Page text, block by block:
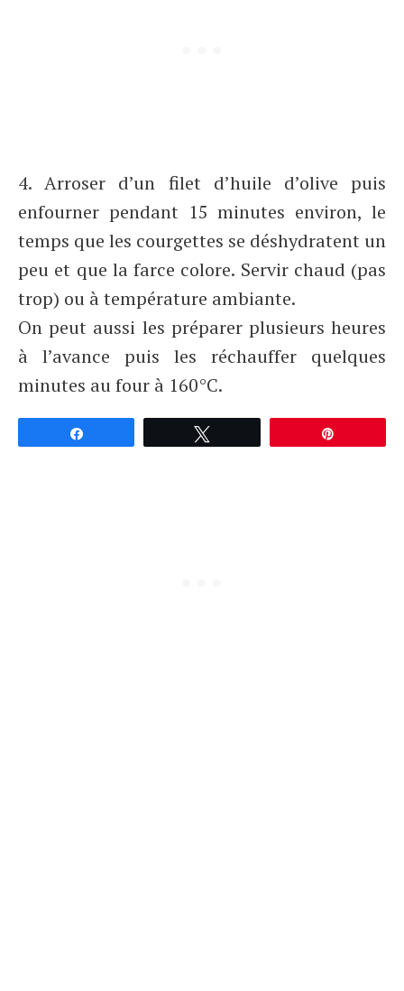
4. Arroser d’un filet d’huile d’olive puis
enfourner pendant 15 minutes environ, le
temps que les courgettes se déshydratent un
peu et que la farce colore. Servir chaud (pas
trop) ou à température ambiante.
On peut aussi les préparer plusieurs heures
à l’avance puis les réchauffer quelques
minutes au four à 160°C.